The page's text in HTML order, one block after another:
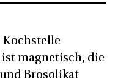
Kochstelle
magnetisch, die
Brosolikat